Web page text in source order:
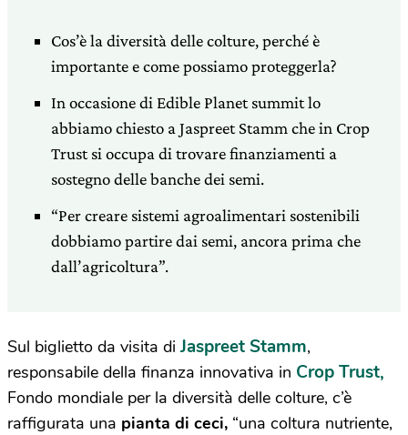
Cos’è la diversità delle colture, perché è
importante e come possiamo proteggerla?
In occasione di Edible Planet summit lo
abbiamo chiesto a Jaspreet Stamm che in Crop
Trust si occupa di trovare finanziamenti a
sostegno delle banche dei semi.
“Per creare sistemi agroalimentari sostenibili
dobbiamo partire dai semi, ancora prima che
dall’agricoltura”.
Sul biglietto da visita di Jaspreet Stamm,
responsabile della finanza innovativa in Crop Trust,
Fondo mondiale per la diversità delle colture, c’è
raffigurata una pianta di ceci, “una coltura nutriente,